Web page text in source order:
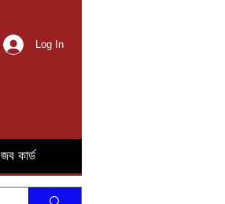
Log In
জব কার্ড